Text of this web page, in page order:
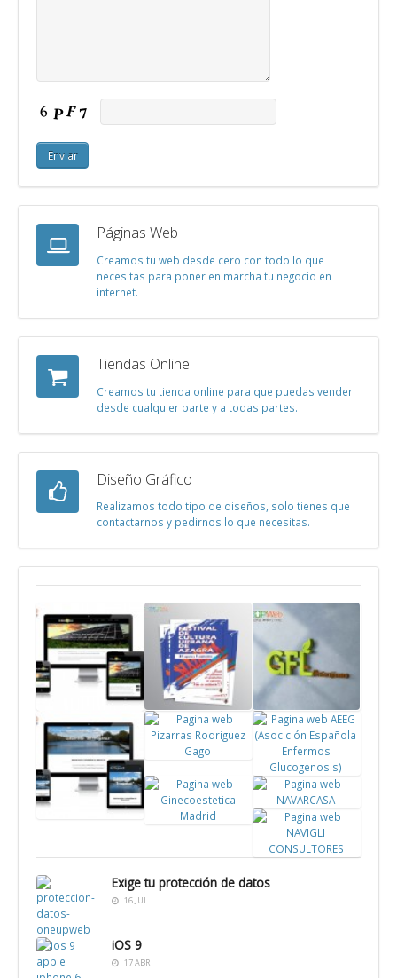
Páginas Web
Creamos tu web desde cero con todo lo que
necesitas para poner en marcha tu negocio en
internet.
Tiendas Online
Creamos tu tienda online para que puedas vender
desde cualquier parte y a todas partes.
Diseño Gráfico
Realizamos todo tipo de diseños, solo tienes que
contactarnos y pedirnos lo que necesitas.
Pagina
web
Climaelec
Zaragoza
Cartel
publicitario
Festival
Cultura
Urbana
Azagra
Logotipo
Green For
Life
web El
Gabinete
psicologia
Pagina
web
Pizarras
Pagina
web AEEG
Ginecoestetica
Madrid
Pagina web
NAVARCASA
Exige tu protección de datos
16 JUL
iOS 9
17 ABR